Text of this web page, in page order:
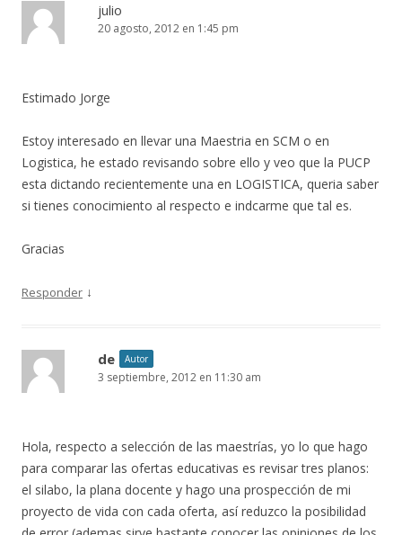
julio
20 agosto, 2012 en 1:45 pm
Estimado Jorge
Estoy interesado en llevar una Maestria en SCM o en
Logistica, he estado revisando sobre ello y veo que la PUCP
esta dictando recientemente una en LOGISTICA, queria saber
si tienes conocimiento al respecto e indcarme que tal es.
Gracias
Responder ↓
de Autor
3 septiembre, 2012 en 11:30 am
Hola, respecto a selección de las maestrías, yo lo que hago
para comparar las ofertas educativas es revisar tres planos:
el silabo, la plana docente y hago una prospección de mi
proyecto de vida con cada oferta, así reduzco la posibilidad